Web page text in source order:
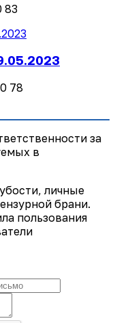
83
0 78
за
в
личные
брани.
пользования